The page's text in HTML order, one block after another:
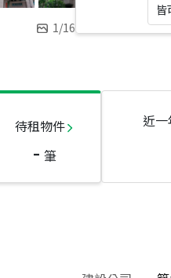
1/16
皆
待租物件
- 筆
近一